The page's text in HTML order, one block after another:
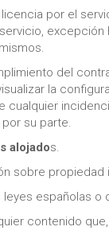
licencia por el
del
la
cualquier
su parte.
alojados.
sobre
leyes españolas
contenido